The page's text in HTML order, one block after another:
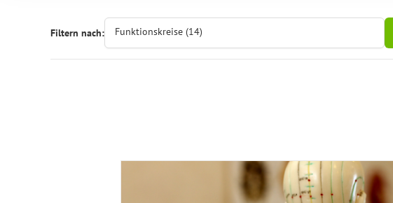
Filtern nach: Funktionskreise (14)